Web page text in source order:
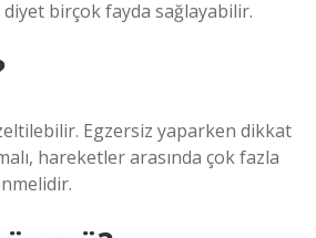
birçok fayda sağlayabilir.
Egzersiz yaparken dikkat
hareketler arasında çok fazla